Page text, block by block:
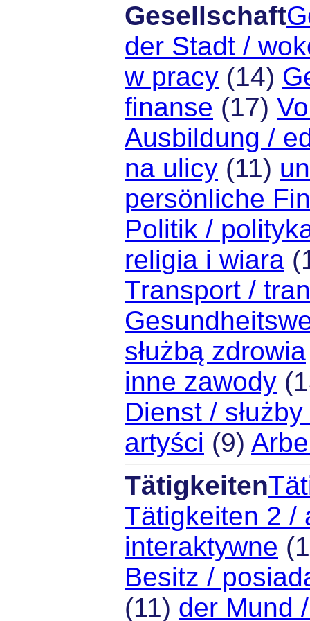
Gesellschaft
der Stadt /
w pracy (14)
finanse (17)
Ausbildung /
na ulicy (11)
persönliche
Politik /
religia i wiara
Transport /
służbą zdrowia
inne zawody
Dienst /
artyści (9)
Tätigkeiten
Tätigkeiten 2 /
interaktywne
Besitz /
(11) der Mund